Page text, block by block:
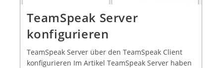
TeamSpeak Server
konfigurieren
TeamSpeak Server über den TeamSpeak Client
konfigurieren Im Artikel TeamSpeak Server haben